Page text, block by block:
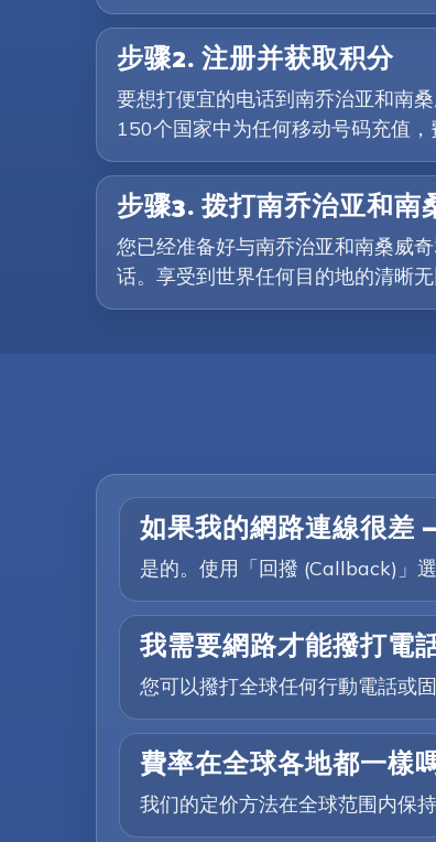
步骤2. 注册并获取积分
要想打便宜的电话到南乔治亚和南
150个国家中为任何移动号码充值
步骤3. 拨打南乔治亚和南
您已经准备好与南乔治亚和南桑威
话。享受到世界任何目的地的清晰无
如果我的網路連線很差
是的。使用「回撥 (Callback)」
我需要網路才能撥打電
您可以撥打全球任何行動電話或
費率在全球各地都一樣
我们的定价方法在全球范围内保